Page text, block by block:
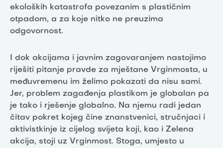
ekoloških katastrofa povezanim s plastičnim
otpadom, a za koje nitko ne preuzima
odgovornost.
I dok akcijama i javnim zagovaranjem nastojimo
riješiti pitanje pravde za mještane Vrginmosta, u
međuvremenu im želimo pokazati da nisu sami.
Jer, problem zagađenja plastikom je globalan pa
je tako i rješenje globalno. Na njemu radi jedan
čitav pokret kojeg čine znanstvenici, stručnjaci i
aktivistkinje iz cijelog svijeta koji, kao i Zelena
akcija, stoji uz Vrginmost. Stoga, umjesto u